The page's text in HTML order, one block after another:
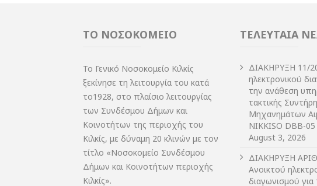
ΤΟ ΝΟΣΟΚΟΜΕΙΟ
Το Γενικό Νοσοκομείο Κιλκίς
ξεκίνησε τη λειτουργία του κατά
το1928, στο πλαίσιο λειτουργίας
των Συνδέσμου Δήμων και
Κοινοτήτων της περιοχής του
Κιλκίς, με δύναμη 20 κλινών με τον
τίτλο «Νοσοκομείο Συνδέσμου
Δήμων και Κοινοτήτων περιοχής
Κιλκίς».
ΤΕΛΕΥΤΑΙΑ
ΔIΑΚΗΡΥΞΗ 11/
ηλεκτρονικού
την ανάθεση
τακτικής
Μηχανημάτων
NIKKISO DBB-05
August 3, 2026
ΔIΑΚΗΡΥΞΗ
Ανοικτού
διαγωνισμού